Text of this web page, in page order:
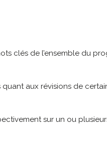
clés de l’ensemble du
aux révisions de
sur un ou